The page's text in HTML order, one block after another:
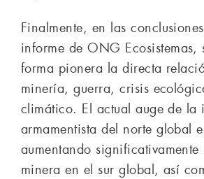
Finalmente, en las
informe de ONG Ecosistemas,
forma pionera la directa
minería, guerra, crisis
climático. El actual auge de la
armamentista del norte global
aumentando
minera en el sur global, así